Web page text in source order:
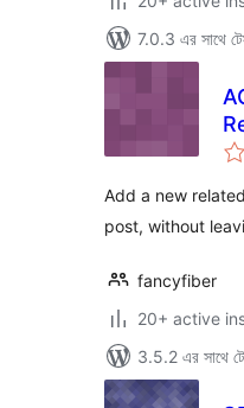
7.0.3 এর সাথে
Add a new
post, without
fancyfiber
20+ active
3.5.2 এর সাথে